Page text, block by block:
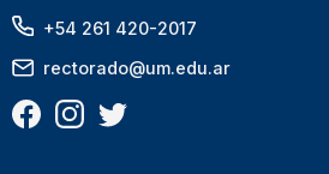
+54 261 420-2017
rectorado@um.edu.ar